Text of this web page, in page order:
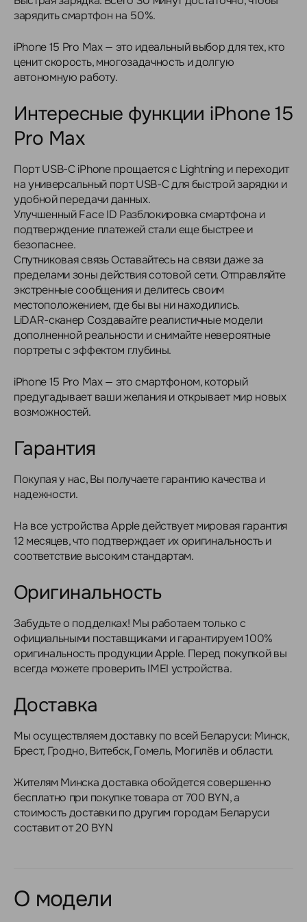
зарядить смартфон на 50%.
iPhone 15 Pro Max — это идеальный выбор для тех, кто
ценит скорость, многозадачность и долгую
автономную работу.
Интересные функции iPhone 15
Pro Max
Порт USB-C iPhone прощается с Lightning и переходит
на универсальный порт USB-C для быстрой зарядки и
удобной передачи данных.
Улучшенный Face ID Разблокировка смартфона и
подтверждение платежей стали еще быстрее и
безопаснее.
Спутниковая связь Оставайтесь на связи даже за
пределами зоны действия сотовой сети. Отправляйте
экстренные сообщения и делитесь своим
местоположением, где бы вы ни находились.
LiDAR-сканер Создавайте реалистичные модели
дополненной реальности и снимайте невероятные
портреты с эффектом глубины.
iPhone 15 Pro Max — это смартфоном, который
предугадывает ваши желания и открывает мир новых
возможностей.
Гарантия
Покупая у нас, Вы получаете гарантию качества и
надежности.
На все устройства Apple действует мировая гарантия
12 месяцев, что подтверждает их оригинальность и
соответствие высоким стандартам.
Оригинальность
Забудьте о подделках! Мы работаем только с
официальными поставщиками и гарантируем 100%
оригинальность продукции Apple. Перед покупкой вы
всегда можете проверить IMEI устройства.
Доставка
Мы осуществляем доставку по всей Беларуси: Минск,
Брест, Гродно, Витебск, Гомель, Могилёв и области.
Жителям Минска доставка обойдется совершенно
бесплатно при покупке товара от 700 BYN, а
стоимость доставки по другим городам Беларуси
составит от 20 BYN
О модели